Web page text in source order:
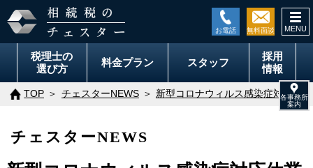
税理士の
選び方
料金プラン スタッフ
採用
情報
TOP チェスターNEWS 新型コロナウィルス感染症対応休
チェスターNEWS